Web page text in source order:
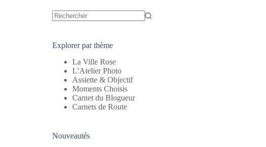
Explorer par thème
La Ville Rose
L’Atelier Photo
Assiette & Objectif
Moments Choisis
Carnet du Blogueur
Carnets de Route
Nouveautés